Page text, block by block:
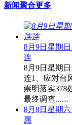
新闻聚合更多
8月9日星期
连
8月9日星期
连1、应对台
崇明落实378
最终调查...…
8月8日星期
愿